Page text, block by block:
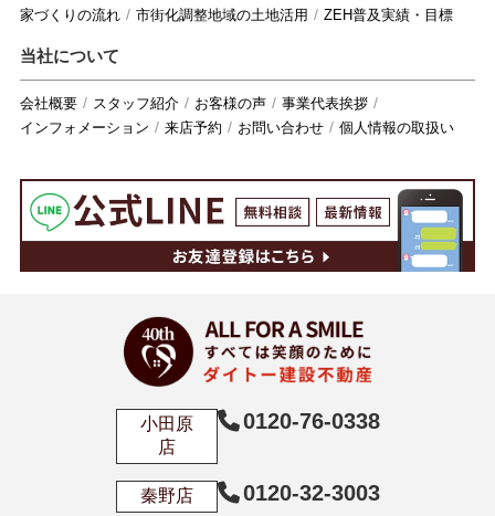
家づくりの流れ
市街化調整地域の土地活用 ZEH普及実績・目標
当社について
会社概要 スタッフ紹介 お客様の声
事業代表挨拶
インフォメーション
来店予約 お問い合わせ 個人情報の取扱い
小田原
店
0120-76-0338
秦野店 0120-32-3003